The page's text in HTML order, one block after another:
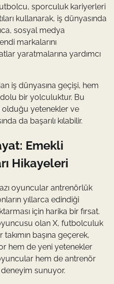
sporculuk kariyerleri
kullanarak, iş dünyasında
sosyal medya
markalarını
yaratmalarına yardımcı
iş dünyasına geçişi, hem
bir yolculuktur. Bu
olduğu yetenekler ve
da başarılı kılabilir.
Emekli
Hikayeleri
oyuncular antrenörlük
yıllarca edindiği
için harika bir fırsat.
olan X, futbolculuk
başına geçerek,
hem de yeni yetenekler
hem de antrenör
sunuyor.